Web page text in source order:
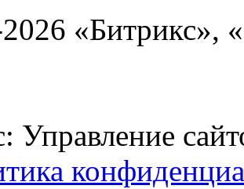
«Битрикс»,
Управление